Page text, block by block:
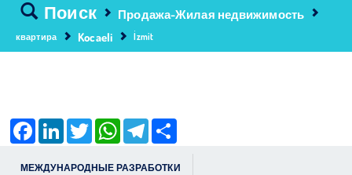
Поиск Продажа-Жилая недвижимость
квартира Kocaeli İzmit
МЕЖДУНАРОДНЫЕ РАЗРАБОТКИ
Facebook LinkedIn Twitter WhatsApp Telegram